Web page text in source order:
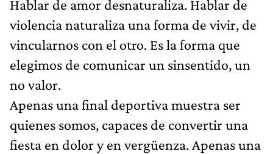
Hablar de amor desnaturaliza. Hablar de
violencia naturaliza una forma de vivir, de
vincularnos con el otro. Es la forma que
elegimos de comunicar un sinsentido, un
no valor.
Apenas una final deportiva muestra ser
quienes somos, capaces de convertir una
fiesta en dolor y en vergüenza. Apenas una